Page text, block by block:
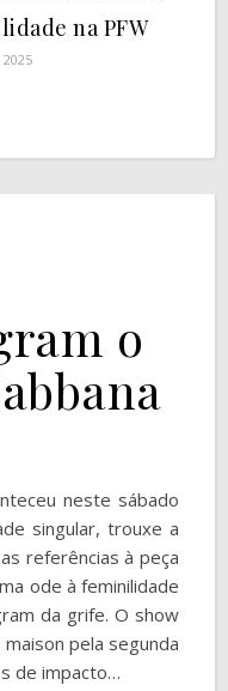
na PFW
o
neste sábado
singular, trouxe a
referências à peça
ode à feminilidade
da grife. O show
pela segunda
de impacto…